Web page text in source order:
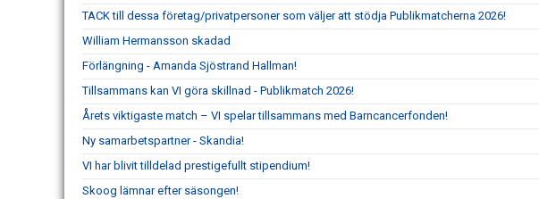
TACK till dessa företag/privatpersoner som väljer att stödja Publikmatcherna 2026!
William Hermansson skadad
Förlängning - Amanda Sjöstrand Hallman!
Tillsammans kan VI göra skillnad - Publikmatch 2026!
Årets viktigaste match – VI spelar tillsammans med Barncancerfonden!
Ny samarbetspartner - Skandia!
VI har blivit tilldelad prestigefullt stipendium!
Skoog lämnar efter säsongen!